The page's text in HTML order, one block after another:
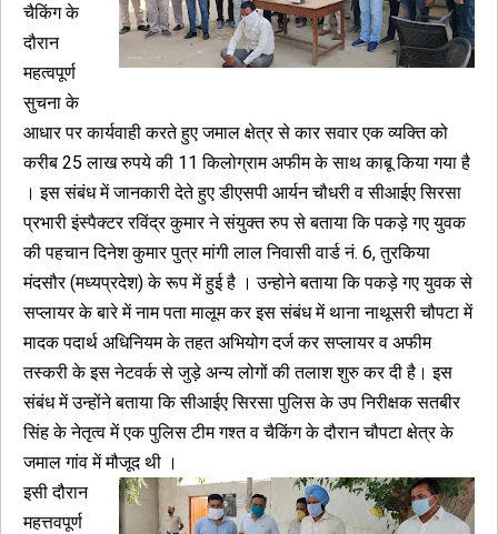
चैकिंग के
दौरान
महत्वपूर्ण
सुचना के
आधार पर कार्यवाही करते हुए जमाल क्षेत्र से कार सवार एक व्यक्ति को
करीब 25 लाख रुपये की 11 किलोग्राम अफीम के साथ काबू किया गया है
। इस संबंध में जानकारी देते हुए डीएसपी आर्यन चौधरी व सीआईए सिरसा
प्रभारी इंस्पैक्टर रविंद्र कुमार ने संयुक्त रुप से बताया कि पकड़े गए युवक
की पहचान दिनेश कुमार पुत्र मांगी लाल निवासी वार्ड नं. 6, तुरकिया
मंदसौर (मध्यप्रदेश) के रूप में हुई है । उन्होने बताया कि पकड़े गए युवक से
सप्लायर के बारे में नाम पता मालूम कर इस संबंध में थाना नाथूसरी चौपटा में
मादक पदार्थ अधिनियम के तहत अभियोग दर्ज कर सप्लायर व अफीम
तस्करी के इस नेटवर्क से जुड़े अन्य लोगों की तलाश शुरु कर दी है। इस
संबंध में उन्होंने बताया कि सीआईए सिरसा पुलिस के उप निरीक्षक सतबीर
सिंह के नेतृत्व में एक पुलिस टीम गश्त व चैकिंग के दौरान चौपटा क्षेत्र के
जमाल गांव में मौजूद थी ।
इसी दौरान
महत्तवपूर्ण